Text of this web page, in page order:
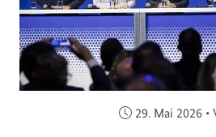
Veröffentlicht
29. Mai 2026 •